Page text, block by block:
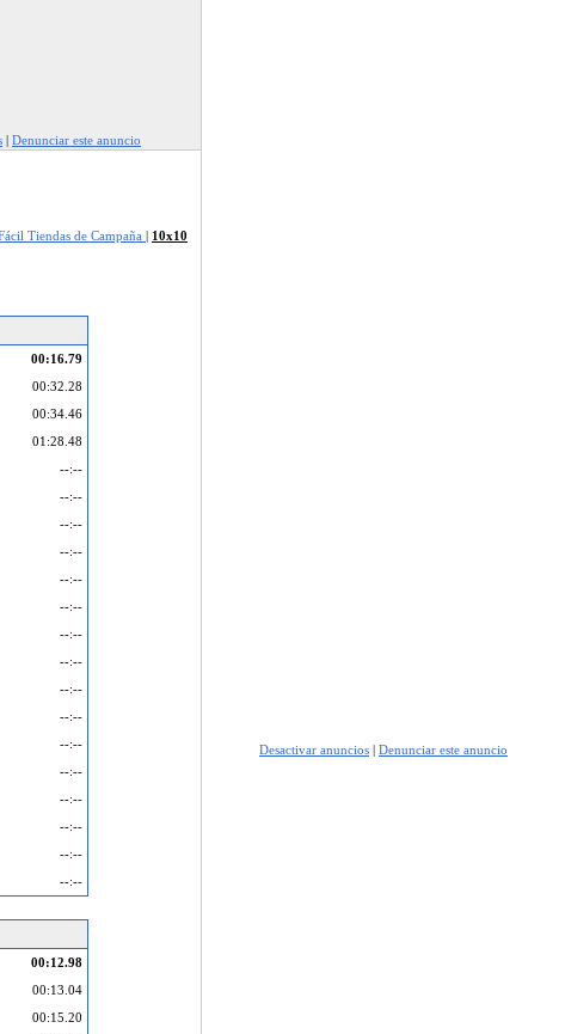
| Denunciar este anuncio
Tiendas de Campaña | 10x10
00:16.79
00:32.28
00:34.46
01:28.48
--:--
--:--
--:--
--:--
--:--
--:--
--:--
--:--
--:--
--:--
--:--
--:--
--:--
--:--
--:--
--:--
00:12.98
00:13.04
00:15.20
Desactivar anuncios | Denunciar este anuncio